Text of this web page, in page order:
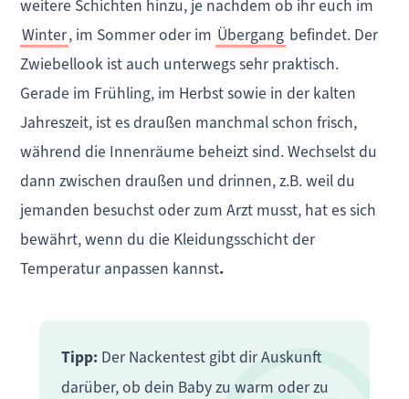
weitere Schichten hinzu, je nachdem ob ihr euch im
Winter, im Sommer oder im Übergang befindet. Der
Zwiebellook ist auch unterwegs sehr praktisch.
Gerade im Frühling, im Herbst sowie in der kalten
Jahreszeit, ist es draußen manchmal schon frisch,
während die Innenräume beheizt sind. Wechselst du
dann zwischen draußen und drinnen, z.B. weil du
jemanden besuchst oder zum Arzt musst, hat es sich
bewährt, wenn du die Kleidungsschicht der
Temperatur anpassen kannst.
Tipp: Der Nackentest gibt dir Auskunft
darüber, ob dein Baby zu warm oder zu